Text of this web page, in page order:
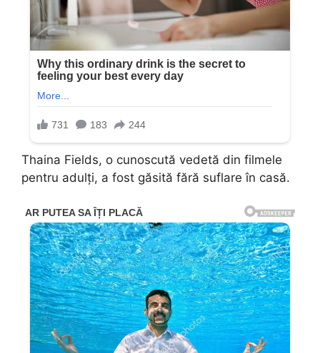
Thaina Fields, o cunoscută vedetă din filmele
pentru adulți, a fost găsită fără suflare în casă.